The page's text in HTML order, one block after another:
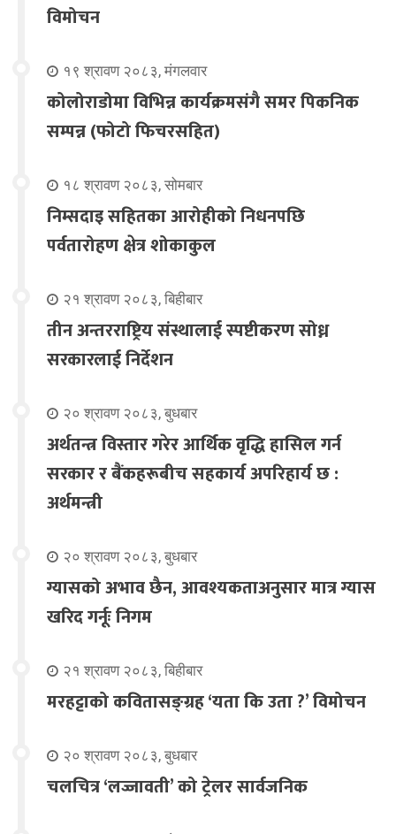
विमोचन
१९ श्रावण २०८३, मंगलवार
कोलोराडोमा विभिन्न कार्यक्रमसंगै समर पिकनिक
सम्पन्न (फोटो फिचरसहित)
१८ श्रावण २०८३, सोमबार
निम्सदाइ सहितका आरोहीको निधनपछि
पर्वतारोहण क्षेत्र शोकाकुल
२१ श्रावण २०८३, बिहीबार
तीन अन्तरराष्ट्रिय संस्थालाई स्पष्टीकरण सोध्न
सरकारलाई निर्देशन
२० श्रावण २०८३, बुधबार
अर्थतन्त्र विस्तार गरेर आर्थिक वृद्धि हासिल गर्न
सरकार र बैंकहरूबीच सहकार्य अपरिहार्य छ :
अर्थमन्त्री
२० श्रावण २०८३, बुधबार
ग्यासको अभाव छैन, आवश्यकताअनुसार मात्र ग्यास
खरिद गर्नूः निगम
२१ श्रावण २०८३, बिहीबार
मरहट्टाको कवितासङ्ग्रह ‘यता कि उता ?’ विमोचन
२० श्रावण २०८३, बुधबार
चलचित्र ‘लज्जावती’ को ट्रेलर सार्वजनिक